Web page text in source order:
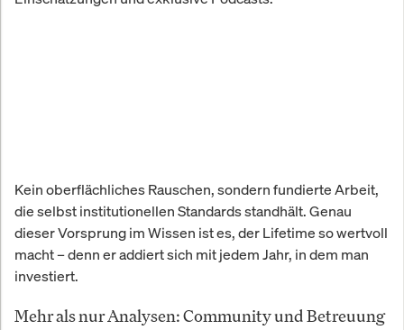
Kein oberflächliches Rauschen, sondern fundierte Arbeit,
die selbst institutionellen Standards standhält. Genau
dieser Vorsprung im Wissen ist es, der Lifetime so wertvoll
macht – denn er addiert sich mit jedem Jahr, in dem man
investiert.
Mehr als nur Analysen: Community und Betreuung